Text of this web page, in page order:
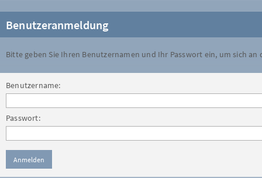
Benutzeranmeldung
Bitte geben Sie Ihren Benutzernamen und Ihr Passwort ein, um sich an
Benutzername:
Passwort: